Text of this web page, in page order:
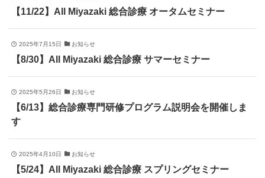
【11/22】All Miyazaki 総合診療 オータムセミナー
2025年7月15日 お知らせ
【8/30】All Miyazaki 総合診療 サマーセミナー
2025年5月26日 お知らせ
【6/13】総合診療専門研修プログラム説明会を開催しま
す
2025年4月10日 お知らせ
【5/24】All Miyazaki 総合診療 スプリングセミナー